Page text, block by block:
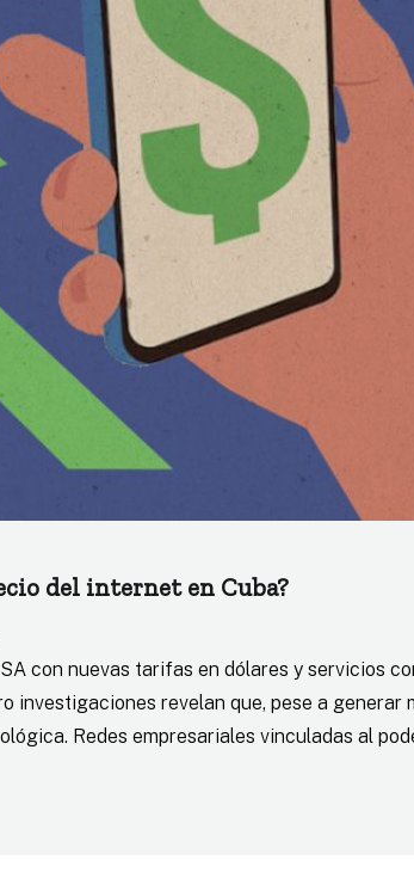
del internet en Cuba?
con nuevas tarifas en dólares y servicios
revelan que, pese a generar
Redes empresariales vinculadas al